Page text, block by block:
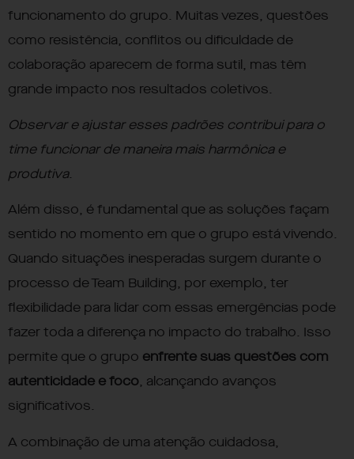
funcionamento do grupo. Muitas vezes, questões
como resistência, conflitos ou dificuldade de
colaboração aparecem de forma sutil, mas têm
grande impacto nos resultados coletivos.
Observar e ajustar esses padrões contribui para o
time funcionar de maneira mais harmônica e
produtiva.
Além disso, é fundamental que as soluções façam
sentido no momento em que o grupo está vivendo.
Quando situações inesperadas surgem durante o
processo de Team Building, por exemplo, ter
flexibilidade para lidar com essas emergências pode
fazer toda a diferença no impacto do trabalho. Isso
permite que o grupo enfrente suas questões com
autenticidade e foco, alcançando avanços
significativos.
A combinação de uma atenção cuidadosa,